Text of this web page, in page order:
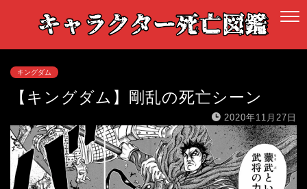
キングダム
【キングダム】剛乱の死亡シーン
2020年11月27日